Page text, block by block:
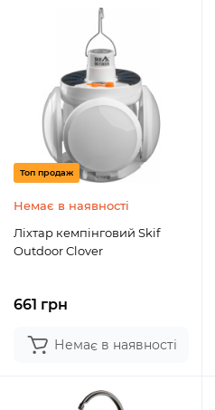
Топ продаж
Немає в наявності
Ліхтар кемпінговий Skif
Outdoor Clover
661 грн
Немає в наявності